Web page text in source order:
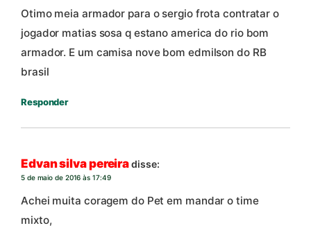
Otimo meia armador para o sergio frota contratar o
jogador matias sosa q estano america do rio bom
armador. E um camisa nove bom edmilson do RB
brasil
Responder
Edvan silva pereiradisse:
5 de maio de 2016 às 17:49
Achei muita coragem do Pet em mandar o time
mixto,